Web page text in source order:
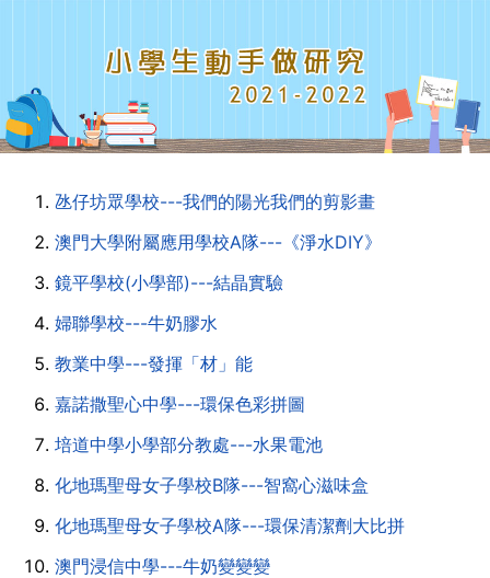
氹仔坊眾學校---我們的陽光我們的剪影畫
澳門大學附屬應用學校A隊---《淨水DIY》
鏡平學校(小學部)---結晶實驗
婦聯學校---牛奶膠水
教業中學---發揮「材」能
嘉諾撒聖心中學---環保色彩拼圖
培道中學小學部分教處---水果電池
化地瑪聖母女子學校B隊---智窩心滋味盒
化地瑪聖母女子學校A隊---環保清潔劑大比拼
澳門浸信中學---牛奶變變變